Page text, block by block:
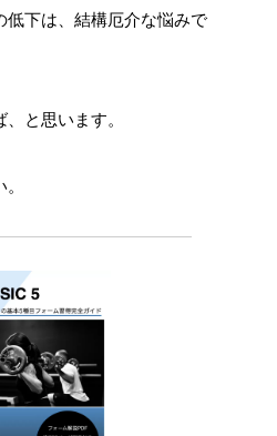
低下は、結構厄介な悩みで
と思います。